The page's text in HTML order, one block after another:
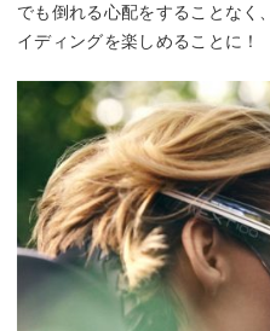
でも倒れる心配をすることなく
イディングを楽しめることに！